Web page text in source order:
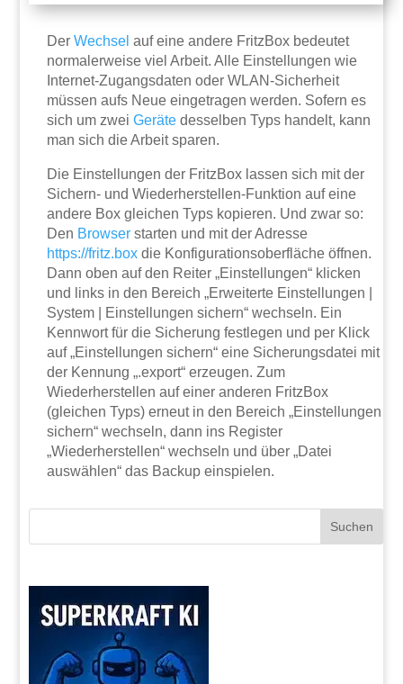
DerWechsel auf eine andere FritzBox bedeutet
normalerweise viel Arbeit. Alle Einstellungen wie
Internet-Zugangsdaten oder WLAN-Sicherheit
müssen aufs Neue eingetragen werden. Sofern es
sich um zweiGeräte desselben Typs handelt, kann
man sich die Arbeit sparen.
Die Einstellungen der FritzBox lassen sich mit der
Sichern- und Wiederherstellen-Funktion auf eine
andere Box gleichen Typs kopieren. Und zwar so:
Den Browser starten und mit der Adresse
https://fritz.box die Konfigurationsoberfläche öffnen.
Dann oben auf den Reiter „Einstellungen“ klicken
und links in den Bereich „Erweiterte Einstellungen |
System | Einstellungen sichern“ wechseln. Ein
Kennwort für die Sicherung festlegen und per Klick
auf „Einstellungen sichern“ eine Sicherungsdatei mit
der Kennung „.export“ erzeugen. Zum
Wiederherstellen auf einer anderen FritzBox
(gleichen Typs) erneut in den Bereich „Einstellungen
sichern“ wechseln, dann ins Register
„Wiederherstellen“ wechseln und über „Datei
auswählen“ das Backup einspielen.